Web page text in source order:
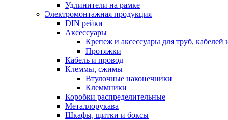
Удлинители на рамке
Электромонтажная продукция
DIN рейки
Аксессуары
Крепеж и аксессуары для труб, кабелей
Протяжки
Кабель и провод
Клеммы, сжимы
Втулочные наконечники
Клеммники
Коробки распределительные
Металлорукава
Шкафы, щитки и боксы